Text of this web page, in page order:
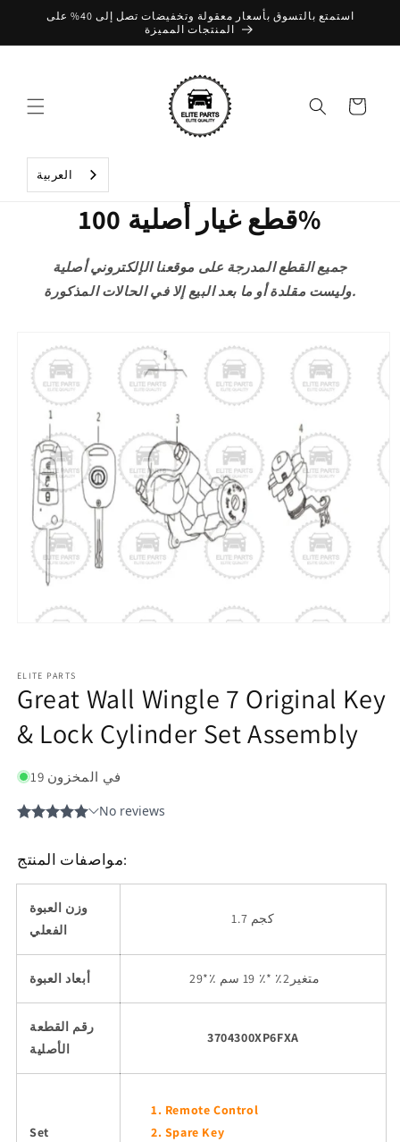
إلىاستمتع بالتسوق بأسعار معقولة وتخفيضات تصل إلى 40% على
المنتجات المميزة
التسوق
العربية‏
قطع غيار أصلية 100%
جميع القطع المدرجة على موقعنا الإلكتروني أصلية
وليست مقلدة أو ما بعد البيع إلا في الحالات المذكورة.
معلومات
المنتج
ELITE PARTS
Great Wall Wingle 7 Original Key
& Lock Cylinder Set Assembly
19 في المخزون
مواصفات المنتج:
وزن العبوة
الفعلي
1.7 كجم
أبعاد العبوة 29 *٪ متغير2٪ *٪ 19 سم
رقم القطعة
الأصلية
3704300XP6FXA
Set
Remote Control
Spare Key